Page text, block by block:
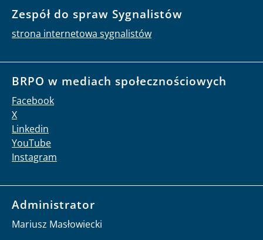
Zespół do spraw Sygnalistów
strona internetowa sygnalistów
BRPO w mediach społecznościowych
Facebook
X
Linkedin
YouTube
Instagram
Administrator
Mariusz Masłowiecki